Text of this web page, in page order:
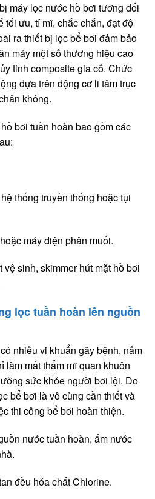
máy lọc nước hồ bơi tương đối
tối ưu, tỉ mĩ, chắc chắn, đạt độ
ra thiết bị lọc bể bơi đảm bảo
máy một số thương hiệu cao
tinh composite gia cố. Chức
dựa trên động cơ li tâm trục
không.
bơi tuần hoàn bao gồm các
thống truyền thống hoặc tụi
máy điện phân muối.
sinh, skimmer hút mặt hồ bơi
lọc tuần hoàn lên nguồn
nhiều vi khuẩn gây bệnh, nấm
làm mất thẩm mĩ quan khuôn
sức khỏe người bơi lội. Do
bể bơi là vô cùng cần thiết và
thi công bể bơi hoàn thiện.
nước tuần hoàn, ấm nước
đều hóa chất Chlorine.